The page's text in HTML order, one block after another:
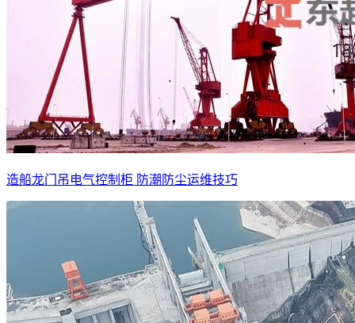
造船龙门吊电气控制柜 防潮防尘运维技巧